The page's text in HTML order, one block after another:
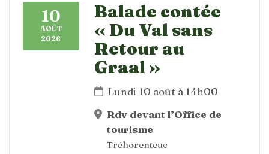
10
AOÛT
2026
Balade contée
« Du Val sans
Retour au
Graal »
Lundi 10 août à 14h00
Rdv devant l’Office de
tourisme
Tréhorenteuc